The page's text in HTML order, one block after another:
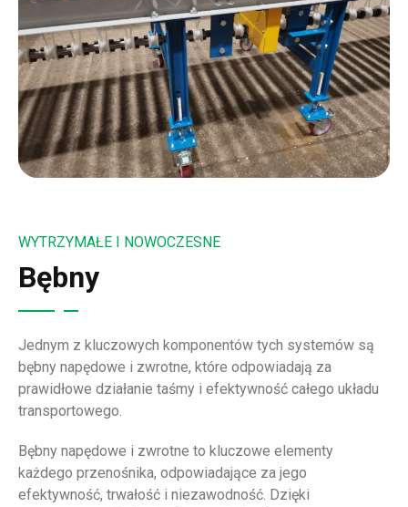
WYTRZYMAŁE I NOWOCZESNE
Bębny
Jednym z kluczowych komponentów tych systemów są
bębny napędowe i zwrotne, które odpowiadają za
prawidłowe działanie taśmy i efektywność całego układu
transportowego.
Bębny napędowe i zwrotne to kluczowe elementy
każdego przenośnika, odpowiadające za jego
efektywność, trwałość i niezawodność. Dzięki